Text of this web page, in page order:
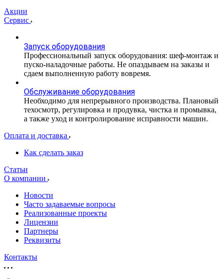
Акции
Сервис
Запуск оборудования
Профессиональный запуск оборудования: шеф-монтаж и
пуско-наладочные работы. Не опаздываем на заказы и
сдаем выполненную работу вовремя.
Обслуживание оборудования
Необходимо для непрерывного производства. Плановый
техосмотр, регулировка и продувка, чистка и промывка,
а также уход и контролирование исправности машин.
Оплата и доставка
Как сделать заказ
Статьи
О компании
Новости
Часто задаваемые вопросы
Реализованные проекты
Лицензии
Партнеры
Реквизиты
Контакты